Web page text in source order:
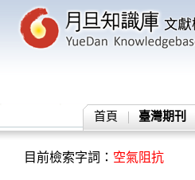
首頁 臺灣期刊
目前檢索字詞： 空氣阻抗